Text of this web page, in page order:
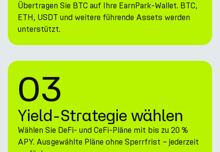
Übertragen Sie BTC auf Ihre EarnPark-Wallet. BTC,
ETH, USDT und weitere führende Assets werden
unterstützt.
03
Yield-Strategie wählen
Wählen Sie DeFi- und CeFi-Pläne mit bis zu 20 %
APY. Ausgewählte Pläne ohne Sperrfrist – jederzeit